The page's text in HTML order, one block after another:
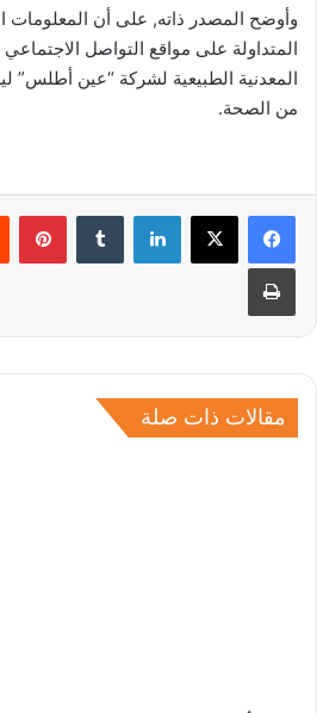
وأوضح المصدر ذاته, على أن المعلومات
المتداولة على مواقع التواصل
المعدنية الطبيعية لشركة “عين
من الصحة.
لينكدإن
طباعة
مقالات ذات صلة